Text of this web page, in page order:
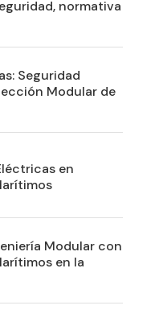
normativa
Seguridad
Modular de
en
Modular con
en la